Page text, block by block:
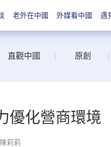
老外在中國 外媒看中國 遇
直觀中國 原創
優化營商環境
莉莉